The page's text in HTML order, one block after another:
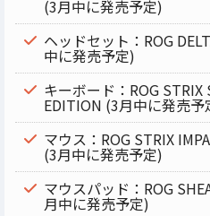
(3月中に発売予定)
ヘッドセット：ROG
中に発売予定)
キーボード：ROG STRIX
EDITION (3月中に発売予
マウス：ROG STRIX
(3月中に発売予定)
マウスパッド：ROG
月中に発売予定)